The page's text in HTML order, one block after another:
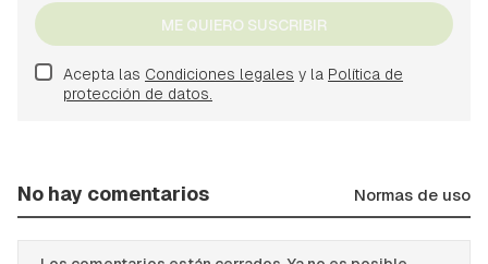
ME QUIERO SUSCRIBIR
Acepta las Condiciones legales y la Política de
protección de datos.
No hay comentarios Normas de uso